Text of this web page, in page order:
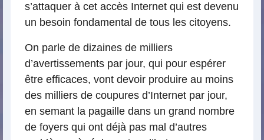
s’attaquer à cet accès Internet qui est devenu
un besoin fondamental de tous les citoyens.
On parle de dizaines de milliers
d’avertissements par jour, qui pour espérer
être efficaces, vont devoir produire au moins
des milliers de coupures d’Internet par jour,
en semant la pagaille dans un grand nombre
de foyers qui ont déjà pas mal d’autres